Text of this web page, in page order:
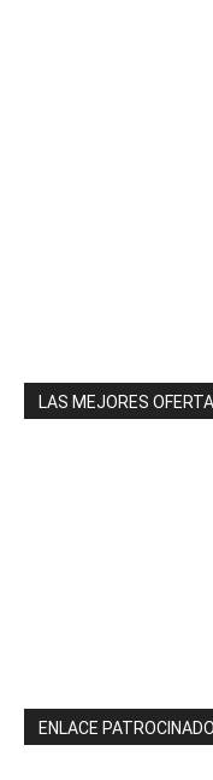
LAS MEJORES
ENLACE